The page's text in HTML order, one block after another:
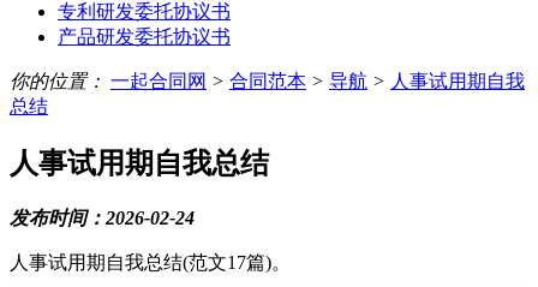
专利研发委托协议书
产品研发委托协议书
你的位置： 一起合同网 > 合同范本 > 导航 > 人事试用期自我
总结
人事试用期自我总结
发布时间：2026-02-24
人事试用期自我总结(范文17篇)。